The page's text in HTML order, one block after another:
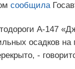
сообщила
А-147
осадков
-